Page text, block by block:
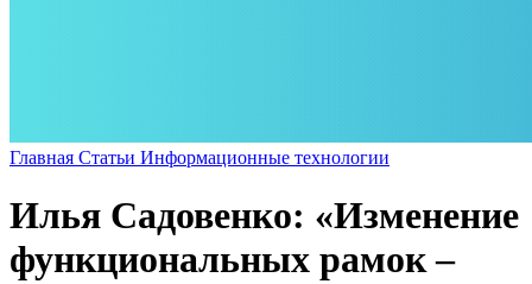
Главная Статьи Информационные технологии
Илья Садовенко: «Изменение
функциональных рамок –